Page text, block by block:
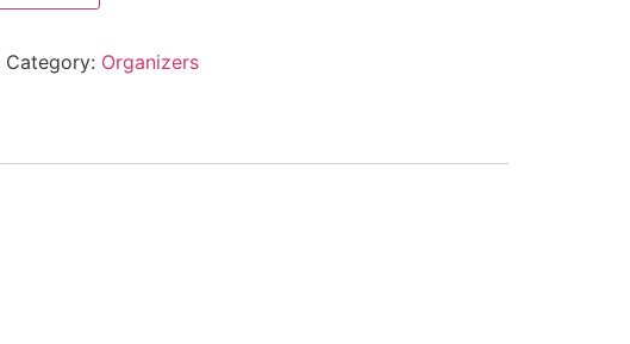
Category: Organizers